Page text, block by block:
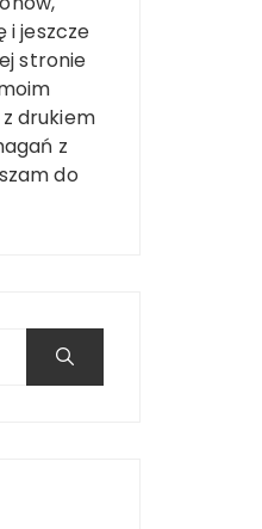
i jeszcze
stronie
drukiem
z
do